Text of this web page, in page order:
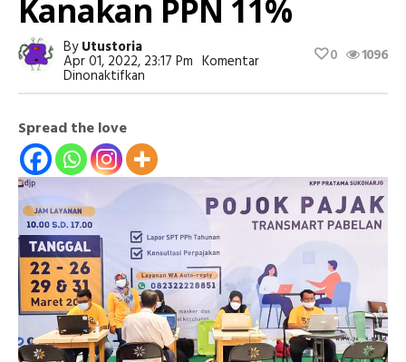
Kanakan PPN 11%
ByUtustoria
Apr 01, 2022, 23:17 Pm Komentar
Dinonaktifkan
Ini
Jasa
Yang
Tidak
11%
1096
0
Spread the love